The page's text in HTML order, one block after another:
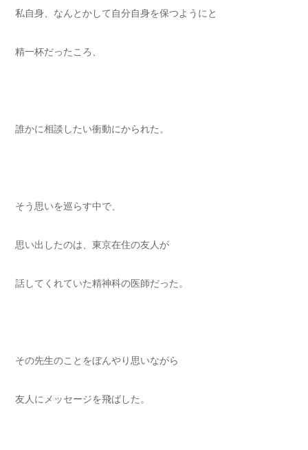
私自身、なんとかして自分自身を保つようにと
精一杯だったころ、
誰かに相談したい衝動にかられた。
そう思いを巡らす中で、
思い出したのは、東京在住の友人が
話してくれていた精神科の医師だった。
その先生のことをぼんやり思いながら
友人にメッセージを飛ばした。